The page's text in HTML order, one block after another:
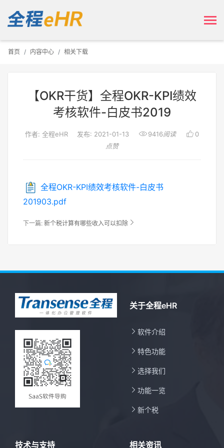
首页 内容中心 相关下载
【OKR干货】全程OKR-KPI绩效
考核软件-白皮书2019
作者: 全程eHR 发布: 2021-01-13 9416阅读  0
点赞
全程OKR-KPI绩效考核软件-白皮书
201903.pdf
下一篇: 新个税计算有哪些收入可以扣除 
关于全程eHR
 软件介绍
 特色功能
 选择我们
 功能一览
 新个税
技术与支持 相关资讯